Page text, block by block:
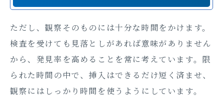
ただし、観察そのものには十分な時間をかけます。
検査を受けても見落としがあれば意味がありません
から、発見率を高めることを常に考えています。限
られた時間の中で、挿入はできるだけ短く済ませ、
観察にはしっかり時間を使うようにしています。